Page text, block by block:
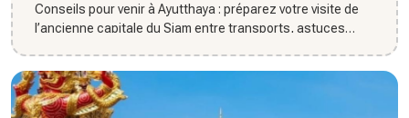
Conseils pour venir à Ayutthaya : préparez votre visite de
l’ancienne capitale du Siam entre transports, astuces